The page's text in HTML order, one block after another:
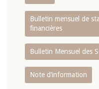
Bulletin mensuel de
financières
Bulletin Mensuel des
Note d’information